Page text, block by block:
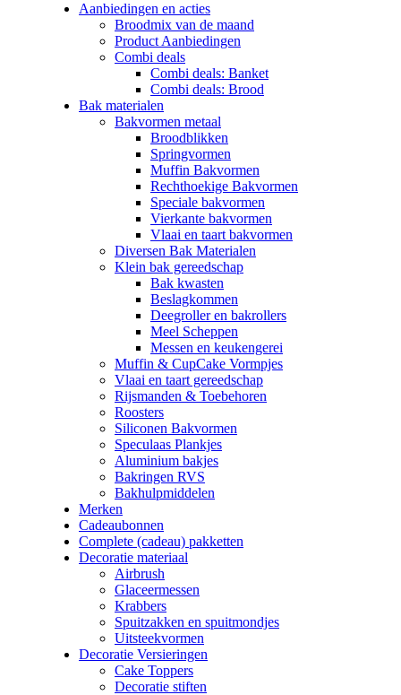
Aanbiedingen en acties
Broodmix van de maand
Product Aanbiedingen
Combi deals
Combi deals: Banket
Combi deals: Brood
Bak materialen
Bakvormen metaal
Broodblikken
Springvormen
Muffin Bakvormen
Rechthoekige Bakvormen
Speciale bakvormen
Vierkante bakvormen
Vlaai en taart bakvormen
Diversen Bak Materialen
Klein bak gereedschap
Bak kwasten
Beslagkommen
Deegroller en bakrollers
Meel Scheppen
Messen en keukengerei
Muffin & CupCake Vormpjes
Vlaai en taart gereedschap
Rijsmanden & Toebehoren
Roosters
Siliconen Bakvormen
Speculaas Plankjes
Aluminium bakjes
Bakringen RVS
Bakhulpmiddelen
Merken
Cadeaubonnen
Complete (cadeau) pakketten
Decoratie materiaal
Airbrush
Glaceermessen
Krabbers
Spuitzakken en spuitmondjes
Uitsteekvormen
Decoratie Versieringen
Cake Toppers
Decoratie stiften